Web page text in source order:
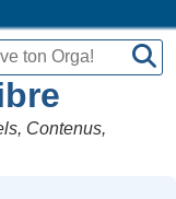
Contenus,